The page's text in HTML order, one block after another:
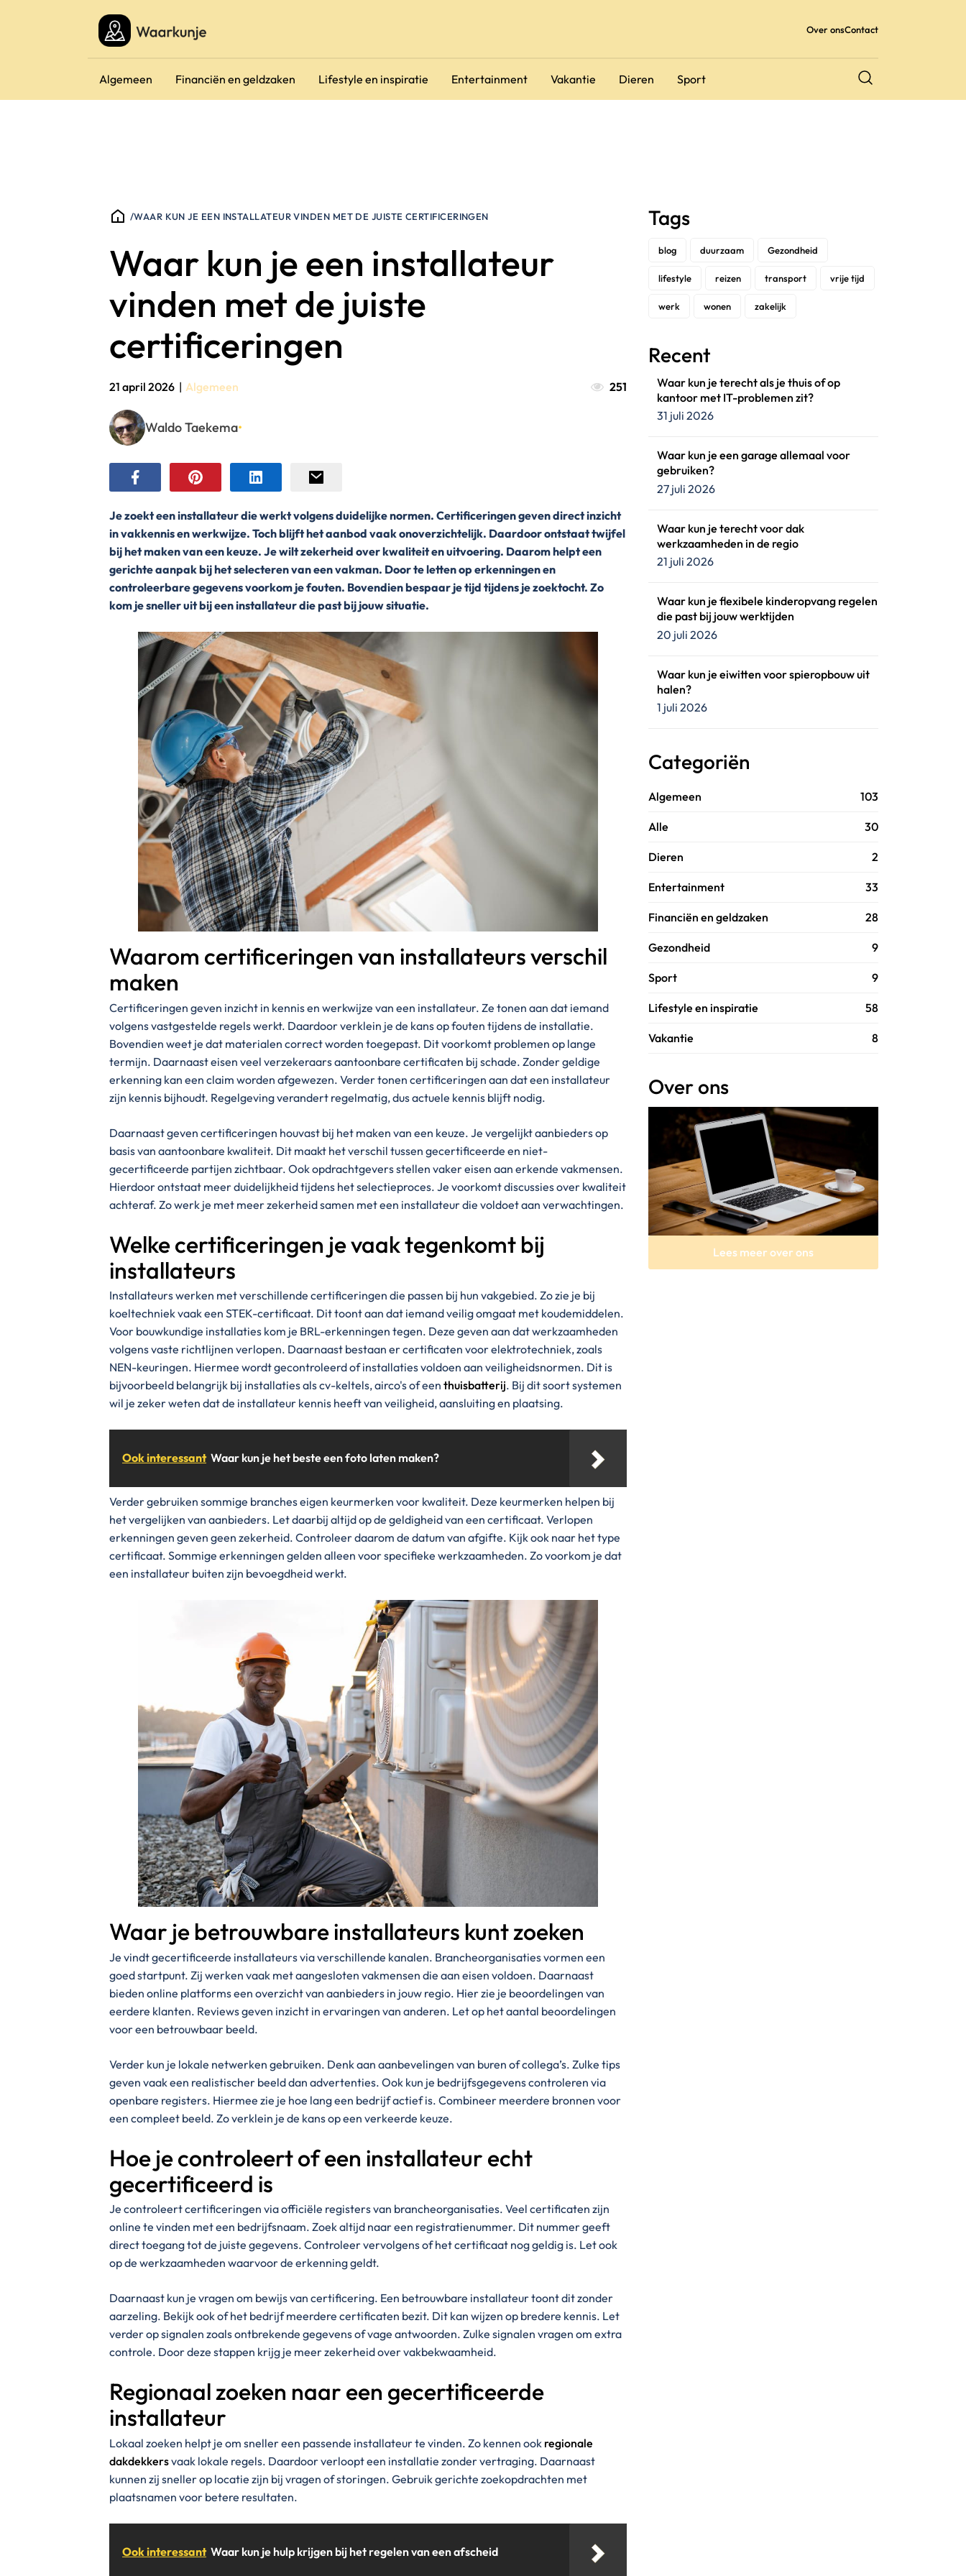
Over onsContact
Algemeen Financiën en geldzaken Lifestyle en inspiratie Entertainment Vakantie Dieren Sport
/WAAR KUN JE EEN INSTALLATEUR VINDEN MET DE JUISTE CERTIFICERINGEN
Waar kun je een installateur
vinden met de juiste
certificeringen
21 april 2026 | Algemeen 251
Waldo Taekema•
Je zoekt een installateur die werkt volgens duidelijke normen. Certificeringen geven direct inzicht
in vakkennis en werkwijze. Toch blijft het aanbod vaak onoverzichtelijk. Daardoor ontstaat twijfel
bij het maken van een keuze. Je wilt zekerheid over kwaliteit en uitvoering. Daarom helpt een
gerichte aanpak bij het selecteren van een vakman. Door te letten op erkenningen en
controleerbare gegevens voorkom je fouten. Bovendien bespaar je tijd tijdens je zoektocht. Zo
kom je sneller uit bij een installateur die past bij jouw situatie.
Waarom certificeringen van installateurs verschil
maken
Certificeringen geven inzicht in kennis en werkwijze van een installateur. Ze tonen aan dat iemand
volgens vastgestelde regels werkt. Daardoor verklein je de kans op fouten tijdens de installatie.
Bovendien weet je dat materialen correct worden toegepast. Dit voorkomt problemen op lange
termijn. Daarnaast eisen veel verzekeraars aantoonbare certificaten bij schade. Zonder geldige
erkenning kan een claim worden afgewezen. Verder tonen certificeringen aan dat een installateur
zijn kennis bijhoudt. Regelgeving verandert regelmatig, dus actuele kennis blijft nodig.
Daarnaast geven certificeringen houvast bij het maken van een keuze. Je vergelijkt aanbieders op
basis van aantoonbare kwaliteit. Dit maakt het verschil tussen gecertificeerde en niet-
gecertificeerde partijen zichtbaar. Ook opdrachtgevers stellen vaker eisen aan erkende vakmensen.
Hierdoor ontstaat meer duidelijkheid tijdens het selectieproces. Je voorkomt discussies over kwaliteit
achteraf. Zo werk je met meer zekerheid samen met een installateur die voldoet aan verwachtingen.
Welke certificeringen je vaak tegenkomt bij
installateurs
Installateurs werken met verschillende certificeringen die passen bij hun vakgebied. Zo zie je bij
koeltechniek vaak een STEK-certificaat. Dit toont aan dat iemand veilig omgaat met koudemiddelen.
Voor bouwkundige installaties kom je BRL-erkenningen tegen. Deze geven aan dat werkzaamheden
volgens vaste richtlijnen verlopen. Daarnaast bestaan er certificaten voor elektrotechniek, zoals
NEN-keuringen. Hiermee wordt gecontroleerd of installaties voldoen aan veiligheidsnormen. Dit is
bijvoorbeeld belangrijk bij installaties als cv-keltels, airco's of een thuisbatterij. Bij dit soort systemen
wil je zeker weten dat de installateur kennis heeft van veiligheid, aansluiting en plaatsing.
Ook interessant Waar kun je het beste een foto laten maken?
Verder gebruiken sommige branches eigen keurmerken voor kwaliteit. Deze keurmerken helpen bij
het vergelijken van aanbieders. Let daarbij altijd op de geldigheid van een certificaat. Verlopen
erkenningen geven geen zekerheid. Controleer daarom de datum van afgifte. Kijk ook naar het type
certificaat. Sommige erkenningen gelden alleen voor specifieke werkzaamheden. Zo voorkom je dat
een installateur buiten zijn bevoegdheid werkt.
Waar je betrouwbare installateurs kunt zoeken
Je vindt gecertificeerde installateurs via verschillende kanalen. Brancheorganisaties vormen een
goed startpunt. Zij werken vaak met aangesloten vakmensen die aan eisen voldoen. Daarnaast
bieden online platforms een overzicht van aanbieders in jouw regio. Hier zie je beoordelingen van
eerdere klanten. Reviews geven inzicht in ervaringen van anderen. Let op het aantal beoordelingen
voor een betrouwbaar beeld.
Verder kun je lokale netwerken gebruiken. Denk aan aanbevelingen van buren of collega’s. Zulke tips
geven vaak een realistischer beeld dan advertenties. Ook kun je bedrijfsgegevens controleren via
openbare registers. Hiermee zie je hoe lang een bedrijf actief is. Combineer meerdere bronnen voor
een compleet beeld. Zo verklein je de kans op een verkeerde keuze.
Hoe je controleert of een installateur echt
gecertificeerd is
Je controleert certificeringen via officiële registers van brancheorganisaties. Veel certificaten zijn
online te vinden met een bedrijfsnaam. Zoek altijd naar een registratienummer. Dit nummer geeft
direct toegang tot de juiste gegevens. Controleer vervolgens of het certificaat nog geldig is. Let ook
op de werkzaamheden waarvoor de erkenning geldt.
Daarnaast kun je vragen om bewijs van certificering. Een betrouwbare installateur toont dit zonder
aarzeling. Bekijk ook of het bedrijf meerdere certificaten bezit. Dit kan wijzen op bredere kennis. Let
verder op signalen zoals ontbrekende gegevens of vage antwoorden. Zulke signalen vragen om extra
controle. Door deze stappen krijg je meer zekerheid over vakbekwaamheid.
Regionaal zoeken naar een gecertificeerde
installateur
Lokaal zoeken helpt je om sneller een passende installateur te vinden. Zo kennen ook regionale
dakdekkersvaak lokale regels. Daardoor verloopt een installatie zonder vertraging. Daarnaast
kunnen zij sneller op locatie zijn bij vragen of storingen. Gebruik gerichte zoekopdrachten met
plaatsnamen voor betere resultaten.
Ook interessant Waar kun je hulp krijgen bij het regelen van een afscheid
Tags
blog duurzaam Gezondheid
lifestyle reizen transport vrije tijd
werk wonen zakelijk
Recent
Waar kun je terecht als je thuis of op
kantoor met IT-problemen zit?
31 juli 2026
Waar kun je een garage allemaal voor
gebruiken?
27 juli 2026
Waar kun je terecht voor dak
werkzaamheden in de regio
21 juli 2026
Waar kun je flexibele kinderopvang regelen
die past bij jouw werktijden
20 juli 2026
Waar kun je eiwitten voor spieropbouw uit
halen?
1 juli 2026
Categoriën
Algemeen 103
Alle 30
Dieren 2
Entertainment 33
Financiën en geldzaken 28
Gezondheid 9
Sport 9
Lifestyle en inspiratie 58
Vakantie 8
Over ons
Lees meer over ons